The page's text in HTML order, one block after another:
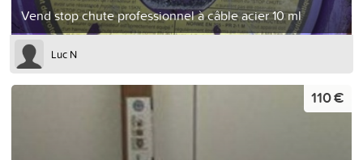
Vend stop chute professionnel à câble acier 10 ml
Luc N
110 €